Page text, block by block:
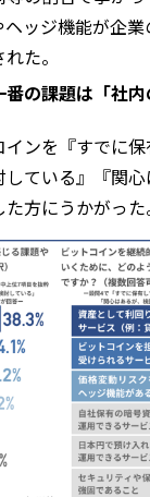
ッジ機能が企
た。
の課題は「社内
ンを『すでに
ている』『関
方にうかがった